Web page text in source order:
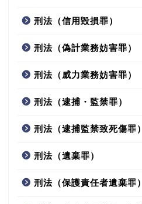
刑法（信用毀損罪）
刑法（偽計業務妨害罪）
刑法（威力業務妨害罪）
刑法（逮捕・監禁罪）
刑法（逮捕監禁致死傷罪）
刑法（遺棄罪）
刑法（保護責任者遺棄罪）